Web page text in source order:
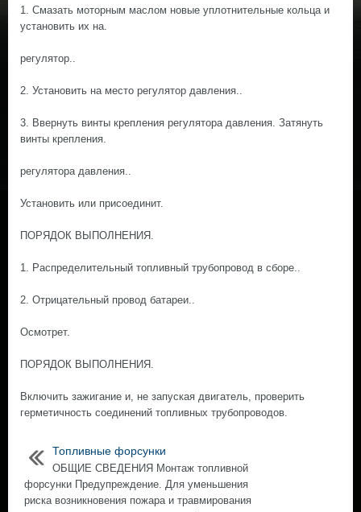
1. Смазать моторным маслом новые уплотнительные кольца и
установить их на.
регулятор..
2. Установить на место регулятор давления..
3. Ввернуть винты крепления регулятора давления. Затянуть
винты крепления.
регулятора давления..
Установить или присоединит.
ПОРЯДОК ВЫПОЛНЕНИЯ.
1. Распределительный топливный трубопровод в сборе..
2. Отрицательный провод батареи..
Осмотрет.
ПОРЯДОК ВЫПОЛНЕНИЯ.
Включить зажигание и, не запуская двигатель, проверить
герметичность соединений топливных трубопроводов.
Топливные форсунки
ОБЩИЕ СВЕДЕНИЯ Монтаж топливной
форсунки Предупреждение. Для уменьшения
риска возникновения пожара и травмирования